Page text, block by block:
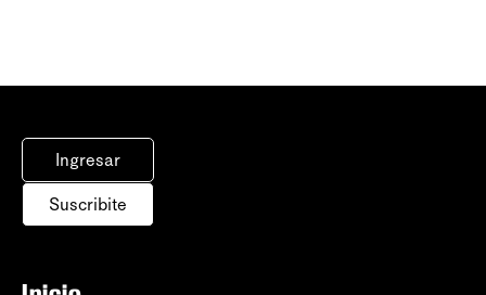
Ingresar
Suscribite